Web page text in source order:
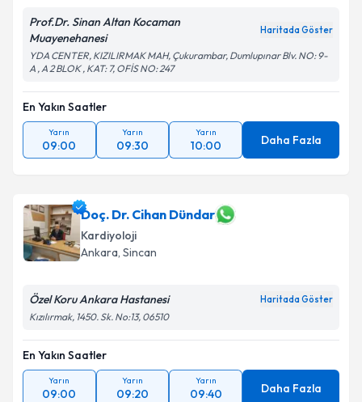
Prof.Dr. Sinan Altan Kocaman
Muayenehanesi
Haritada Göster
YDA CENTER, KIZILIRMAK MAH, Çukurambar, Dumlupınar Blv. NO: 9-
A , A 2 BLOK , KAT: 7, OFİS NO: 247
En Yakın Saatler
Yarın
09:00
Yarın
09:30
Yarın
10:00 Daha Fazla
Doç. Dr. Cihan Dündar
Kardiyoloji
Ankara, Sincan
Özel Koru Ankara Hastanesi Haritada Göster
Kızılırmak, 1450. Sk. No:13, 06510
En Yakın Saatler
Yarın
09:00
Yarın
09:20
Yarın
09:40 Daha Fazla